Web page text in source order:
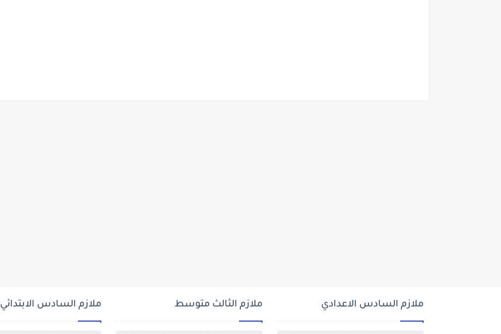
ملازم السادس الاعدادي ملازم الثالث متوسط ملازم السادس الابتدائي